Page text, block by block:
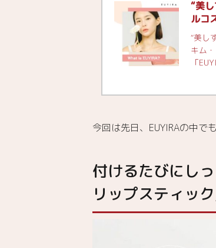
プス
ティ
ック
4.2.
リッ
ロウ
ティ
EUYIRA「ク
リーミーマ
ットリップ
スティッ
“美
ルコ
“美し
キム
「
今回は先日、EUYIRAの中で
付けるたびにし
リップスティッ